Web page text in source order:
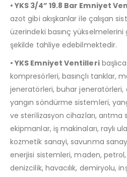
• YKS 3/4” 19.8 Bar Emniyet
azot gibi akışkanlar ile çalışan
üzerindeki basınç
şekilde tahliye edebilmektedir.
• YKS Emniyet Ventilleri
kompresörleri, basınçlı tanklar,
jeneratörleri, buhar
yangın söndürme sistemleri,
ve sterilizasyon cihazları,
ekipmanlar, iş makinaları, raylı
kozmetik sanayi, savunma
enerjisi sistemleri, maden,
denizcilik, havacılık, demiryolu,